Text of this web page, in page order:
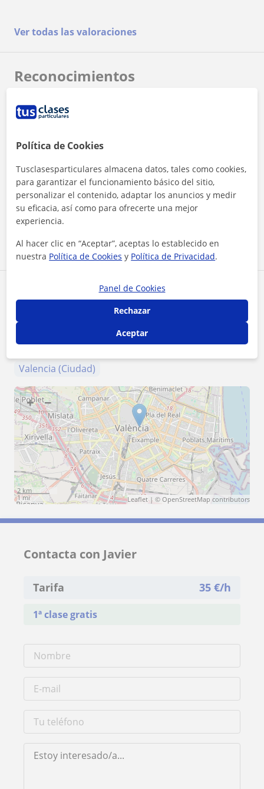
Ver todas las valoraciones
Reconocimientos
¿Quieres saber más de Javier?
Datos verificados
★★★★★12 valoraciones
Zona de Javier
Localidades a las que se desplaza para dar clase
Alboraya
Mislata
Tavernes Blanques
Valencia (Ciudad)
+ −
2 km
1 mi
Leaflet| © OpenStreetMap contributors
Contacta con Javier
Tarifa 35 €/h
1ª clase gratis
Política de Cookies
Tusclasesparticulares almacena datos, tales como cookies,
para garantizar el funcionamiento básico del sitio,
personalizar el contenido, adaptar los anuncios y medir
su eficacia, así como para ofrecerte una mejor
experiencia.
Al hacer clic en “Aceptar”, aceptas lo establecido en
nuestra Política de Cookies y Política de Privacidad.
Panel de Cookies
Rechazar
Aceptar